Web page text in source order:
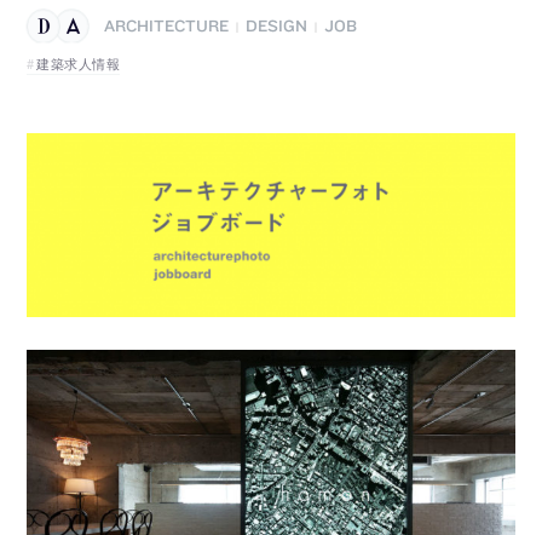
ARCHITECTURE DESIGN
JOB
建築求人情報